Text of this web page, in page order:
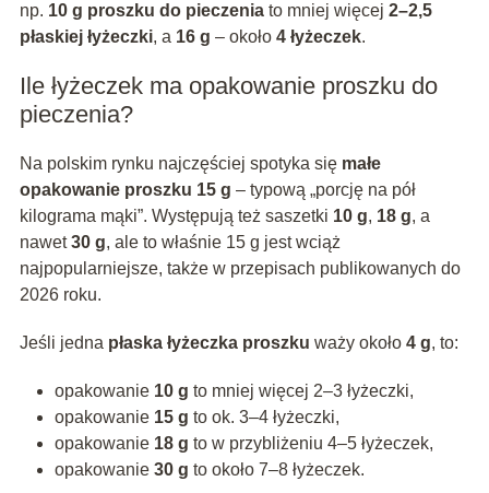
np. 10 g proszku do pieczeniato mniej więcej 2–2,5
płaskiej łyżeczki, a 16 g – około 4 łyżeczek.
Ile łyżeczek ma opakowanie proszku do
pieczenia?
Na polskim rynku najczęściej spotyka się małe
opakowanie proszku 15 g – typową „porcję na pół
kilograma mąki”. Występują też saszetki 10 g, 18 g, a
nawet30 g, ale to właśnie 15 g jest wciąż
najpopularniejsze, także w przepisach publikowanych do
2026 roku.
Jeśli jedna płaska łyżeczka proszku waży około 4 g, to:
opakowanie 10 g to mniej więcej 2–3 łyżeczki,
opakowanie 15 g to ok. 3–4 łyżeczki,
opakowanie 18 g to w przybliżeniu 4–5 łyżeczek,
opakowanie 30 g to około 7–8 łyżeczek.